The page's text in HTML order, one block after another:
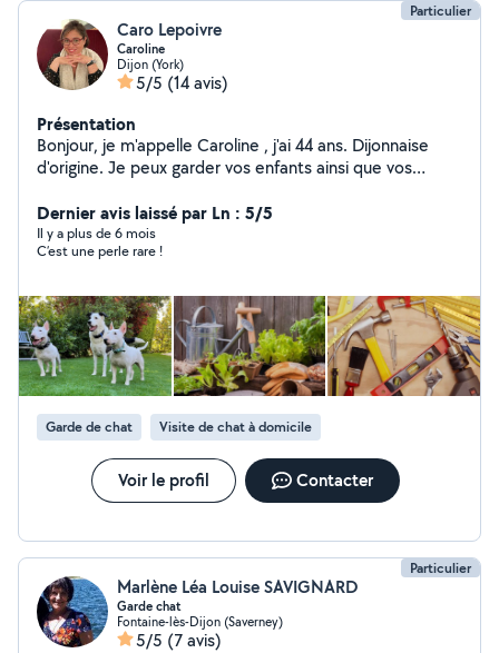
Particulier
Caro Lepoivre
Caroline
Dijon (York)
5/5 (14 avis)
Présentation
Bonjour, je m'appelle Caroline , j'ai 44 ans. Dijonnaise
d'origine. Je peux garder vos enfants ainsi que vos
autre petit boulot Je travaille actuellement au Chu en
tant que médiatrice de santé à temps partiel et
parallèlement, je suis présidente ( bénévole ) d'une
Dernier avis laissé par Ln : 5/5
Il y a plus de 6 mois
C’est une perle rare !
Garde de chat Visite de chat à domicile
Voir le profil Contacter
Particulier
Marlène Léa Louise SAVIGNARD
Garde chat
Fontaine-lès-Dijon (Saverney)
5/5 (7 avis)